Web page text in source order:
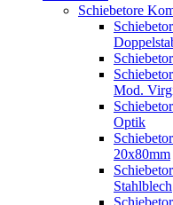
Schiebetore
Mod.
Optik
20x80mm
Stahlblech